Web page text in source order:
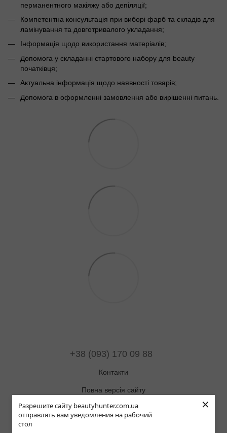
Разрешите сайту beautyhunter.com.ua
отправлять вам уведомления на рабочий
стол
×
перманентного макіяжу або депіляції;
Компетентна консультація при виборі фарб та складів для
ламінування та довготривалого укладання;
Інформація щодо використання матеріалів;
Допомога у складанні стартового набору для beauty
початківця;
Актуальна інформація щодо наявності товарів;
Допомога в оформленні замовлення або вирішенні питань.
+38 (093) 170 09 88
Контакти
Повна версія сайту
Мапа сайту